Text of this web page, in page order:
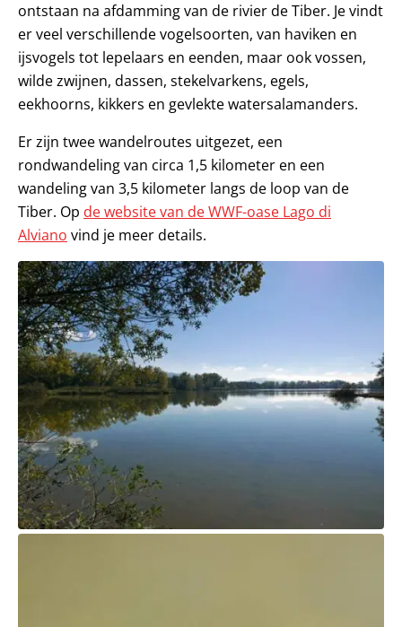
ontstaan na afdamming van de rivier de Tiber. Je vindt
er veel verschillende vogelsoorten, van haviken en
ijsvogels tot lepelaars en eenden, maar ook vossen,
wilde zwijnen, dassen, stekelvarkens, egels,
eekhoorns, kikkers en gevlekte watersalamanders.
Er zijn twee wandelroutes uitgezet, een
rondwandeling van circa 1,5 kilometer en een
wandeling van 3,5 kilometer langs de loop van de
Tiber. Op de website van de WWF-oase Lago di
Alviano vind je meer details.